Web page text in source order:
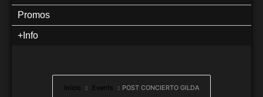
Promos
+Info
Inicio Events
POST CONCIERTO GILDA